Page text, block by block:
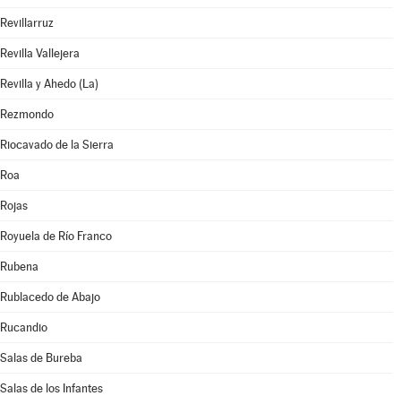
Revillarruz
Revilla Vallejera
Revilla y Ahedo (La)
Rezmondo
Riocavado de la Sierra
Roa
Rojas
Royuela de Río Franco
Rubena
Rublacedo de Abajo
Rucandio
Salas de Bureba
Salas de los Infantes